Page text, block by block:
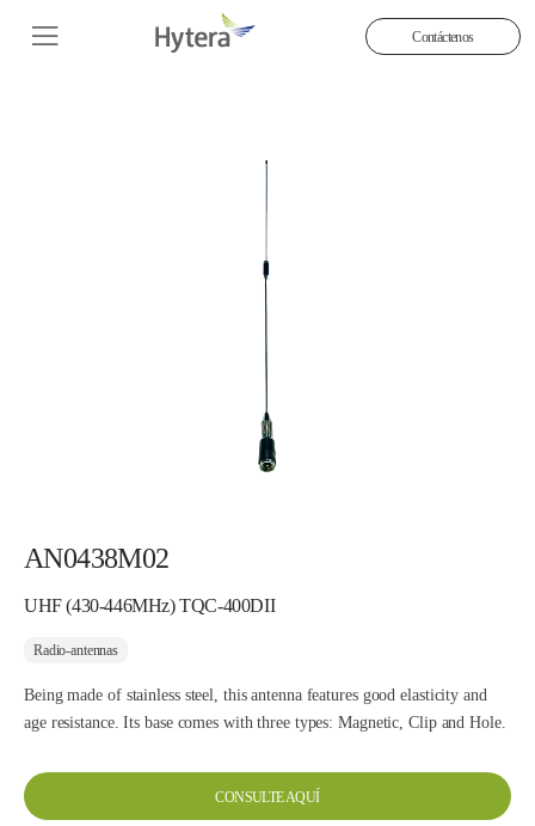
Contáctenos
AN0438M02
UHF (430-446MHz) TQC-400DII
Radio-antennas
Being made of stainless steel, this antenna features good elasticity and
age resistance. Its base comes with three types: Magnetic, Clip and Hole.
CONSULTE AQUÍ